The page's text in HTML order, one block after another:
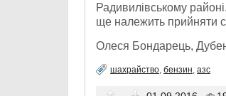
Радивилівському
ще належить прийняти
Олеся Бондарець,
шахрайство,бензин,азс